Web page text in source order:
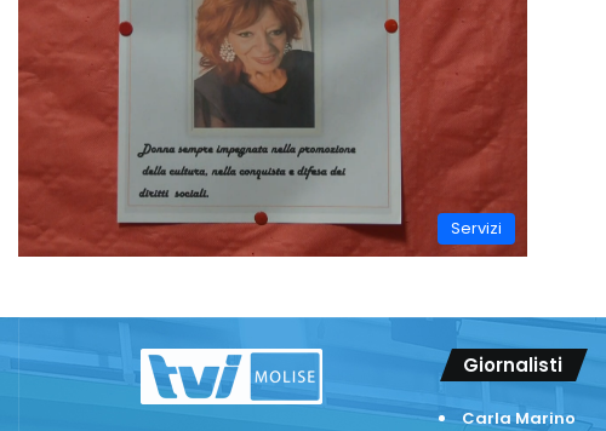
Servizi
Giornalisti
Carla Marino